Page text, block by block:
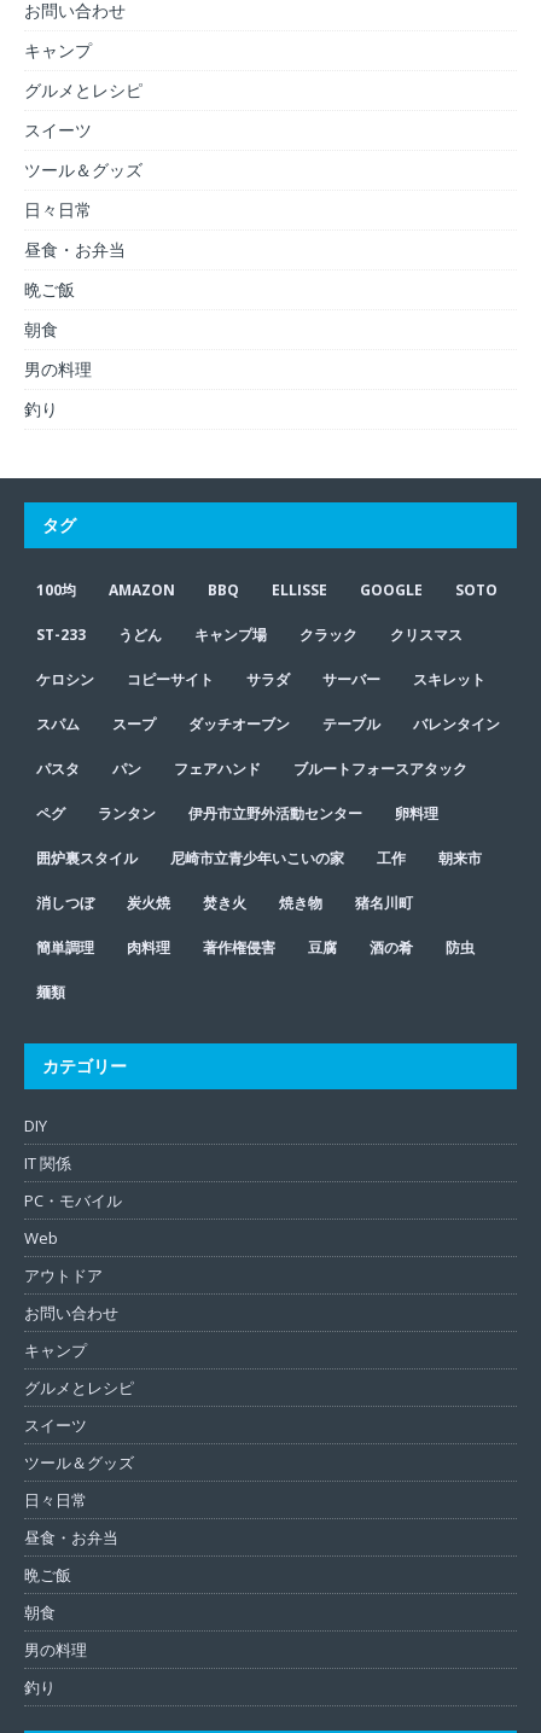
お問い合わせ
キャンプ
グルメとレシピ
スイーツ
ツール＆グッズ
日々日常
昼食・お弁当
晩ご飯
朝食
男の料理
釣り
タグ
100均 AMAZON BBQ ELLISSE GOOGLE SOTO
ST-233 うどん キャンプ場 クラック クリスマス
ケロシン コピーサイト サラダ サーバー スキレット
スパム スープ ダッチオーブン テーブル バレンタイン
パスタ パン フェアハンド ブルートフォースアタック
ペグ ランタン 伊丹市立野外活動センター 卵料理
囲炉裏スタイル 尼崎市立青少年いこいの家 工作 朝来市
消しつぼ 炭火焼 焚き火 焼き物 猪名川町
簡単調理 肉料理 著作権侵害 豆腐 酒の肴 防虫
麺類
カテゴリー
DIY
IT 関係
PC・モバイル
Web
アウトドア
お問い合わせ
キャンプ
グルメとレシピ
スイーツ
ツール＆グッズ
日々日常
昼食・お弁当
晩ご飯
朝食
男の料理
釣り